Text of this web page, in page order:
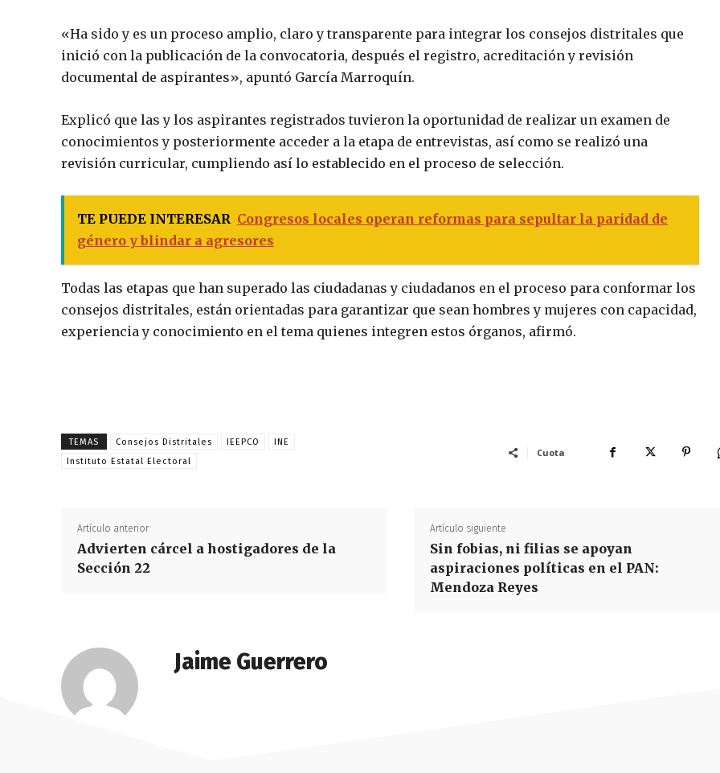
«Ha sido y es un proceso amplio, claro y transparente para integrar los consejos distritales que
inició con la publicación de la convocatoria, después el registro, acreditación y revisión
documental de aspirantes», apuntó García Marroquín.
Explicó que las y los aspirantes registrados tuvieron la oportunidad de realizar un examen de
conocimientos y posteriormente acceder a la etapa de entrevistas, así como se realizó una
revisión curricular, cumpliendo así lo establecido en el proceso de selección.
TE PUEDE INTERESAR Congresos locales operan reformas para sepultar la paridad de
género y blindar a agresores
Todas las etapas que han superado las ciudadanas y ciudadanos en el proceso para conformar los
consejos distritales, están orientadas para garantizar que sean hombres y mujeres con capacidad,
experiencia y conocimiento en el tema quienes integren estos órganos, afirmó.
TEMAS Consejos Distritales IEEPCO
INE
Instituto Estatal Electoral
Cuota
Artículo anterior
Advierten cárcel a hostigadores de la
Sección 22
Artículo siguiente
Sin fobias, ni filias se apoyan
aspiraciones políticas en el PAN:
Mendoza Reyes
Jaime Guerrero